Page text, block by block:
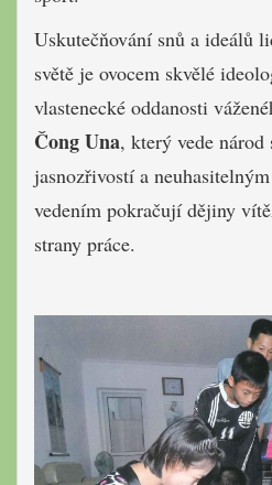
Uskutečňování snů a ideálů
světě je ovocem skvělé
vlastenecké oddanosti
Čong Una, který vede
jasnozřivostí a
vedením pokračují dějiny
strany práce.